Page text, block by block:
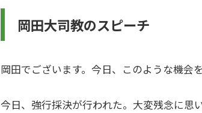
岡田大司教のスピーチ
岡田でございます。今日、このような機会
今日、強行採決が行われた。大変残念に思